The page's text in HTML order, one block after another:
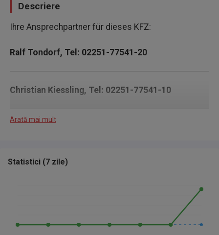
Descriere
Ihre Ansprechpartner für dieses KFZ:
Ralf Tondorf, Tel: 02251-77541-20
Christian Kiessling, Tel: 02251-77541-10
möglich. Gerne nehmen wir Ihr bisheriges Fahrzeug
in Zahlung. Weitere Neu- und Gebrauchtwagen
finden Sie jederzeit auf unserer Homepage unter:
www.autolevy.de
Arată mai mult
Statistici (7 zile)